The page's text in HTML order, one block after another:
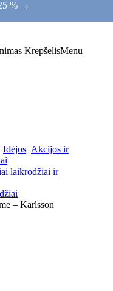
% →
KrepšelisMenu
Idėjos Akcijos ir
laikrodžiai ir